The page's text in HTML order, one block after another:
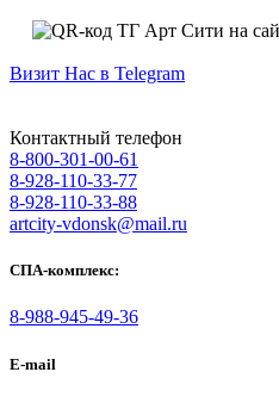
Визит Нас в Telegram
Контактный телефон
8-800-301-00-61
8-928-110-33-77
8-928-110-33-88
artcity-vdonsk@mail.ru
СПА-комплекс:
8-988-945-49-36
E-mail